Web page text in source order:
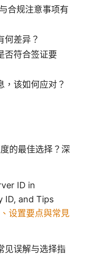
合规注意事项有
何差异？
否符合签证要
，该如何应对？
的最佳选择？深
ID in
ID, and Tips
设置要点與常見
见误解与选择指